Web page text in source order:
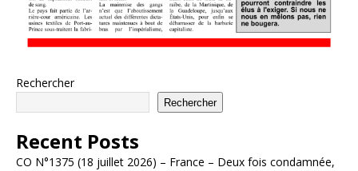
Rechercher
Rechercher
Recent Posts
CO N°1375 (18 juillet 2026) – France – Deux fois condamnée,